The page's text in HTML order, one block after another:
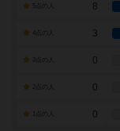
8
3
0
0
0